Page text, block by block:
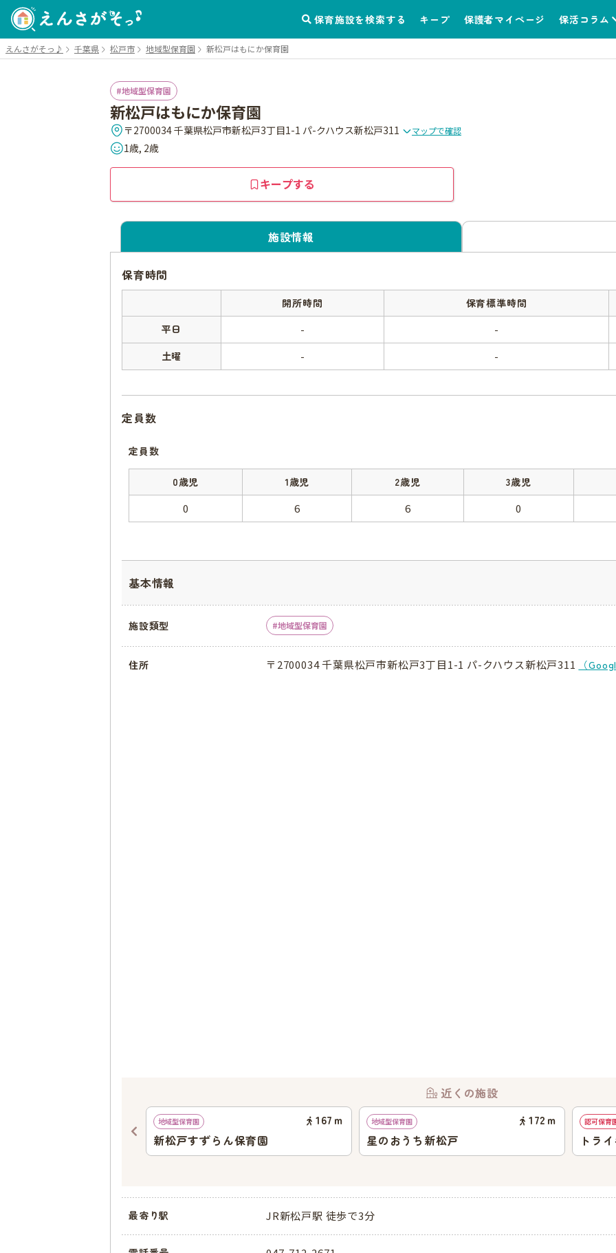
保育施設を検索する キープ 保護者マイページ 保活コラム
えんさがそっ♪ 千葉県 松戸市 地域型保育園 新松戸はもにか保育園
地域型保育園
新松戸はもにか保育園
〒2700034 千葉県松戸市新松戸3丁目1-1 パ-クハウス新松戸311 マップで確認
1歳, 2歳
キープする
施設情報
保育時間
開所時間 保育標準時間
平日
- -
土曜 - -
定員数
定員数
0歳児 1歳児 2歳児 3歳児
0 6 6 0
基本情報
施設類型 地域型保育園
住所 〒2700034 千葉県松戸市新松戸3丁目1-1 パ-クハウス新松戸311 （
近くの施設
地域型保育園 167 ｍ
新松戸すずらん保育園
地域型保育園 172 ｍ
星のおうち新松戸
認可保育
トラ
最寄り駅 JR新松戸駅 徒歩で3分